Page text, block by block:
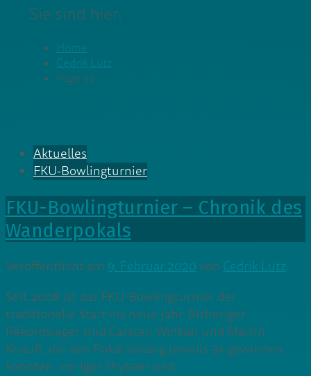
Sie sind hier:
Home
Cedrik Lutz
Page 32
Aktuelles
FKU-Bowlingturnier
FKU-Bowlingturnier – Chronik des
Wanderpokals
Veröffentlicht am 9. Februar 2020von Cedrik Lutz
Seit 2008 ist das FKU-Bowlingturnier der
traditionelle Start ins neue Jahr. Bisheriger
Rekordsieger sind Carsten Winkler und Martin
Knauft, die den Pokal bislang jeweils 3x gewinnen
konnten, vor Igor Shybaer und